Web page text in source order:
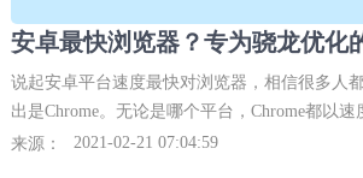
安卓最快浏览器？专为骁龙优化
说起安卓平台速度最快对浏览器，相信很多人
出是Chrome。无论是哪个平台，Chrome都以
Chrome就完全无敌手了呢？并不如此！现在，
来源： 2021-02-21 07:04:59